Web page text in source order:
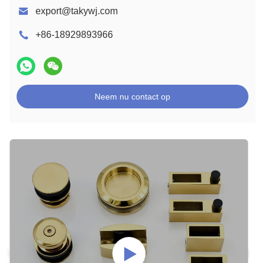
export@takywj.com
+86-18929893966
Neem nu contact op